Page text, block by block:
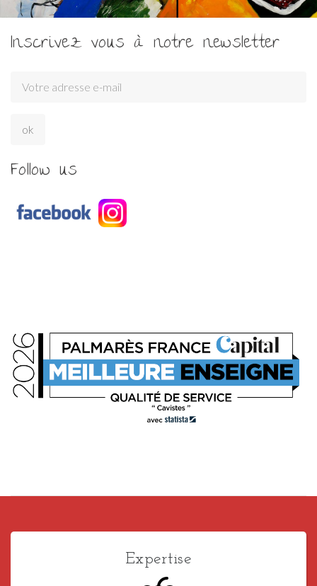
Inscrivez vous à notre newsletter
Follow us
Expertise